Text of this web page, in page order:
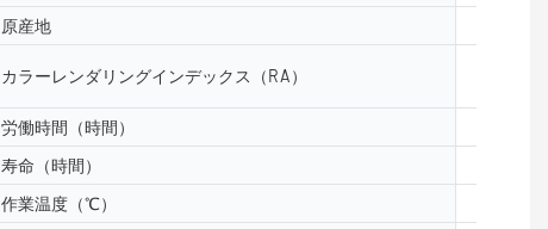
原産地
カラーレンダリングインデックス（RA）
労働時間（時間）
寿命（時間）
作業温度（℃）